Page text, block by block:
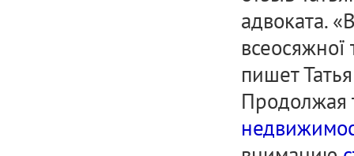
адвоката.
всеосяжної
пишет
Продолжая